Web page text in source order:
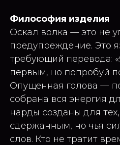
Философия изделия
Оскал волка — это не
предупреждение. Это
требующий перевода:
первым, но попробуй
Опущенная голова —
собрана вся энергия
нарды созданы для
сдержанным, но чья
слов. Кто не тратит